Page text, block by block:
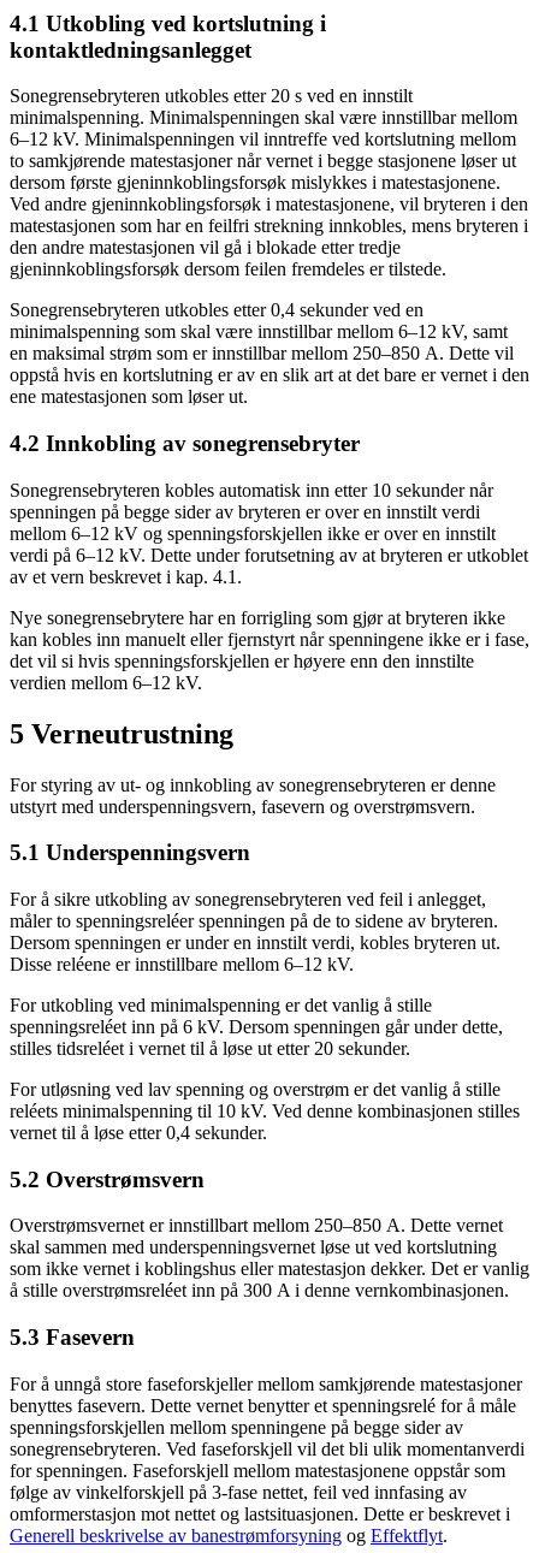
4.1 Utkobling ved kortslutning i
kontaktledningsanlegget
Sonegrensebryteren utkobles etter 20 s ved en innstilt
minimalspenning. Minimalspenningen skal være innstillbar mellom
6–12 kV. Minimalspenningen vil inntreffe ved kortslutning mellom
to samkjørende matestasjoner når vernet i begge stasjonene løser ut
dersom første gjeninnkoblingsforsøk mislykkes i matestasjonene.
Ved andre gjeninnkoblingsforsøk i matestasjonene, vil bryteren i den
matestasjonen som har en feilfri strekning innkobles, mens bryteren i
den andre matestasjonen vil gå i blokade etter tredje
gjeninnkoblingsforsøk dersom feilen fremdeles er tilstede.
Sonegrensebryteren utkobles etter 0,4 sekunder ved en
minimalspenning som skal være innstillbar mellom 6–12 kV, samt
en maksimal strøm som er innstillbar mellom 250–850 A. Dette vil
oppstå hvis en kortslutning er av en slik art at det bare er vernet i den
ene matestasjonen som løser ut.
4.2 Innkobling av sonegrensebryter
Sonegrensebryteren kobles automatisk inn etter 10 sekunder når
spenningen på begge sider av bryteren er over en innstilt verdi
mellom 6–12 kV og spenningsforskjellen ikke er over en innstilt
verdi på 6–12 kV. Dette under forutsetning av at bryteren er utkoblet
av et vern beskrevet i kap. 4.1.
Nye sonegrensebrytere har en forrigling som gjør at bryteren ikke
kan kobles inn manuelt eller fjernstyrt når spenningene ikke er i fase,
det vil si hvis spenningsforskjellen er høyere enn den innstilte
verdien mellom 6–12 kV.
5 Verneutrustning
For styring av ut- og innkobling av sonegrensebryteren er denne
utstyrt med underspenningsvern, fasevern og overstrømsvern.
5.1 Underspenningsvern
For å sikre utkobling av sonegrensebryteren ved feil i anlegget,
måler to spenningsreléer spenningen på de to sidene av bryteren.
Dersom spenningen er under en innstilt verdi, kobles bryteren ut.
Disse reléene er innstillbare mellom 6–12 kV.
For utkobling ved minimalspenning er det vanlig å stille
spenningsreléet inn på 6 kV. Dersom spenningen går under dette,
stilles tidsreléet i vernet til å løse ut etter 20 sekunder.
For utløsning ved lav spenning og overstrøm er det vanlig å stille
reléets minimalspenning til 10 kV. Ved denne kombinasjonen stilles
vernet til å løse etter 0,4 sekunder.
5.2 Overstrømsvern
Overstrømsvernet er innstillbart mellom 250–850 A. Dette vernet
skal sammen med underspenningsvernet løse ut ved kortslutning
som ikke vernet i koblingshus eller matestasjon dekker. Det er vanlig
å stille overstrømsreléet inn på 300 A i denne vernkombinasjonen.
5.3 Fasevern
For å unngå store faseforskjeller mellom samkjørende matestasjoner
benyttes fasevern. Dette vernet benytter et spenningsrelé for å måle
spenningsforskjellen mellom spenningene på begge sider av
sonegrensebryteren. Ved faseforskjell vil det bli ulik momentanverdi
for spenningen. Faseforskjell mellom matestasjonene oppstår som
følge av vinkelforskjell på 3-fase nettet, feil ved innfasing av
omformerstasjon mot nettet og lastsituasjonen. Dette er beskrevet i
Generell beskrivelse av banestrømforsyning og Effektflyt.